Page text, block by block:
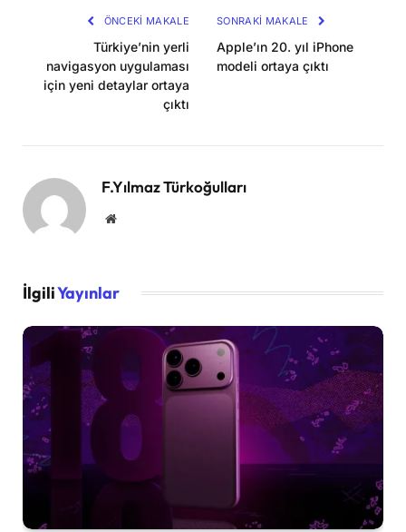
ÖNCEKI MAKALE
Türkiye’nin yerli
navigasyon uygulaması
için yeni detaylar ortaya
çıktı
SONRAKI MAKALE
Apple’ın 20. yıl iPhone
modeli ortaya çıktı
F.Yılmaz Türkoğulları
Website
İlgiliYayınlar